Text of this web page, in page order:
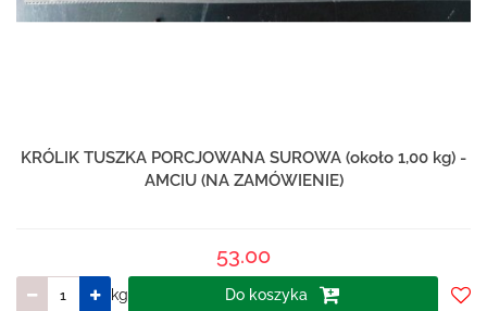
KRÓLIK TUSZKA PORCJOWANA SUROWA (około 1,00 kg) -
AMCIU (NA ZAMÓWIENIE)
53.00
kg Do koszyka